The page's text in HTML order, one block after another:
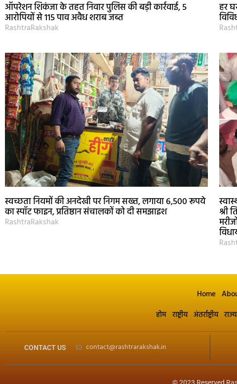
ऑपरेशन शिकंजा के तहत निवार पुलिस की बड़ी कार्रवाई, 5
आरोपियों से 115 पाव अवैध शराब जब्त
RashtraRakshak
हर
स्वच्छता नियमों की अनदेखी पर निगम सख्त, लगाया 6,500 रूपये
का स्पॉट फाइन, प्रतिष्ठान संचालकों को दी समझाइश
RashtraRakshak
श्री
Home
होम राष्ट्रीय अंतर्राष्ट्रीय राज्य
CONTACT US contact@rashtrarakshak.in
© 2023 Reserved